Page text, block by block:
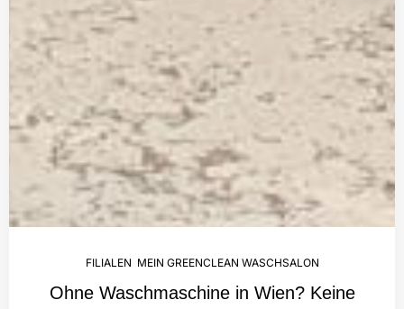
FILIALEN MEIN GREENCLEAN WASCHSALON
Ohne Waschmaschine in Wien? Keine